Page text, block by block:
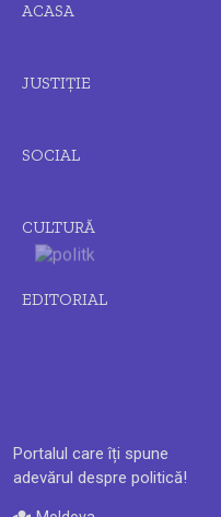
Portalul care îți spune
adevărul despre politică!
ACASA
JUSTIȚIE
SOCIAL
CULTURĂ
EDITORIAL